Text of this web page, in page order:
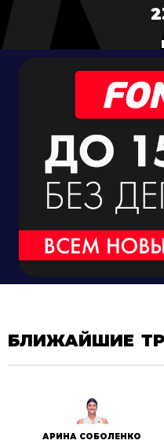
БЛИЖАЙШИЕ
АРИНА СОБОЛЕНКО